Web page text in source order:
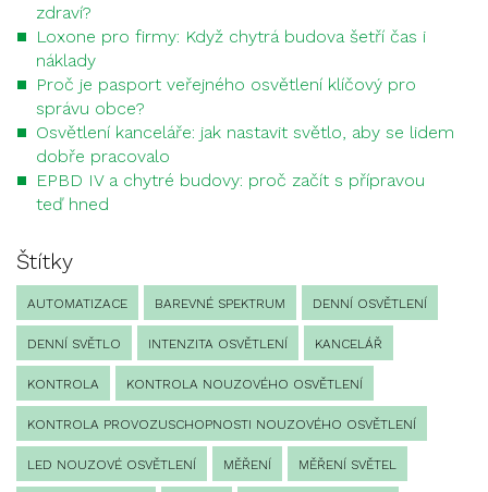
zdraví?
Loxone pro firmy: Když chytrá budova šetří čas i
náklady
Proč je pasport veřejného osvětlení klíčový pro
správu obce?
Osvětlení kanceláře: jak nastavit světlo, aby se lidem
dobře pracovalo
EPBD IV a chytré budovy: proč začít s přípravou
teď hned
Štítky
AUTOMATIZACE BAREVNÉ SPEKTRUM DENNÍ OSVĚTLENÍ
DENNÍ SVĚTLO INTENZITA OSVĚTLENÍ KANCELÁŘ
KONTROLA KONTROLA NOUZOVÉHO OSVĚTLENÍ
KONTROLA PROVOZUSCHOPNOSTI NOUZOVÉHO OSVĚTLENÍ
LED NOUZOVÉ OSVĚTLENÍ MĚŘENÍ MĚŘENÍ SVĚTEL